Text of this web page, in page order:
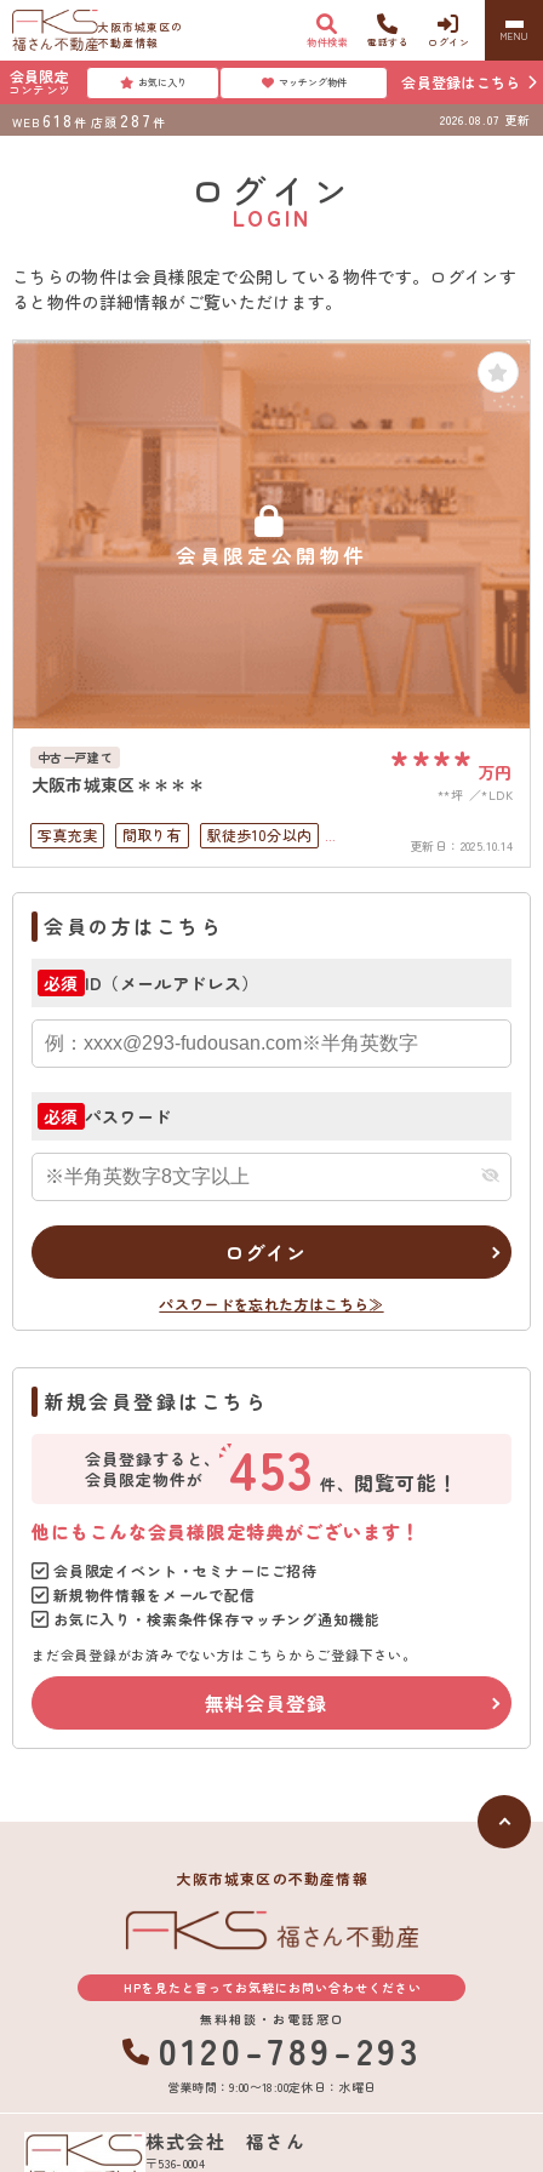
大阪市城東区の
不動産情報
物件検索 電話する ログイン MENU
会員限定
コンテンツ お気に入り マッチング物件 会員登録はこちら
WEB 618 件 店頭 287 件 2026.08.07 更新
ログイン
LOGIN
こちらの物件は会員様限定で公開している物件です。ログインす
ると物件の詳細情報がご覧いただけます。
会員限定公開物件
中古一戸建て
大阪市城東区＊＊＊＊ **** 万円
**坪 *LDK
写真充実 間取り有
駅徒歩10分以内
ペット可
4LDK以上
駐車場１台無料
上下水道完備
更新日： 2025.10.14
会員の方はこちら
必須 ID（メールアドレス）
必須 パスワード
ログイン
パスワードを忘れた方はこちら≫
新規会員登録はこちら
会員登録すると、
会員限定物件が
453 件、 閲覧可能！
他にもこんな会員様限定特典がございます！
会員限定イベント・セミナーにご招待
新規物件情報をメールで配信
お気に入り・検索条件保存マッチング通知機能
まだ会員登録がお済みでない方はこちらからご登録下さい。
無料会員登録
大阪市城東区の不動産情報
HPを見たと言ってお気軽にお問い合わせください
無料相談・お電話窓口
0120-789-293
営業時間：9:00〜18:00定休日：水曜日
株式会社 福さん
〒536-0004